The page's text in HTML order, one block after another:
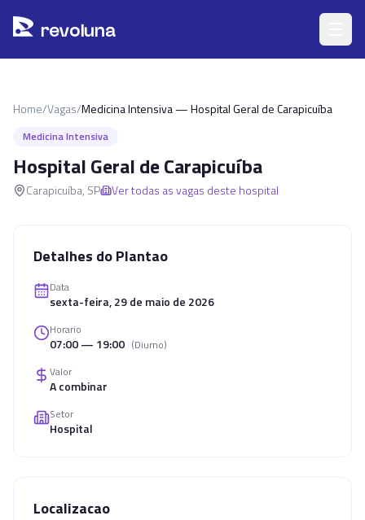
revoluna
Home/Vagas/Medicina Intensiva — Hospital Geral de Carapicuíba
Medicina Intensiva
Hospital Geral de Carapicuíba
Carapicuíba, SP Ver todas as vagas deste hospital
Detalhes do Plantao
Data
sexta-feira, 29 de maio de 2026
Horario
07:00 — 19:00 (Diurno)
Valor
A combinar
Setor
Hospital
Localizacao